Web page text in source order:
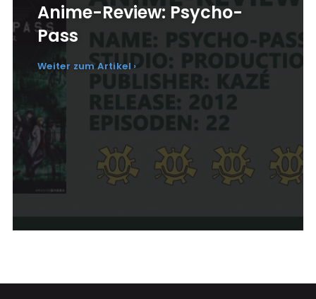
Anime-Review: Psycho-
Pass
Weiter zum Artikel ›